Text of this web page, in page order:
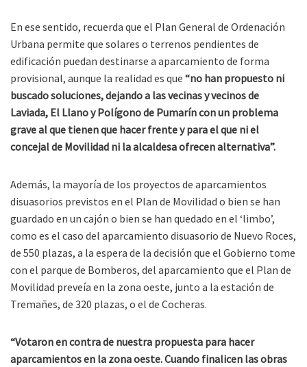
En ese sentido, recuerda que el Plan General de Ordenación
Urbana permite que solares o terrenos pendientes de
edificación puedan destinarse a aparcamiento de forma
provisional, aunque la realidad es que “no han propuesto ni
buscado soluciones, dejando a las vecinas y vecinos de
Laviada, El Llano y Polígono de Pumarín con un problema
grave al que tienen que hacer frente y para el que ni el
concejal de Movilidad ni la alcaldesa ofrecen alternativa”.
Además, la mayoría de los proyectos de aparcamientos
disuasorios previstos en el Plan de Movilidad o bien se han
guardado en un cajón o bien se han quedado en el ‘limbo’,
como es el caso del aparcamiento disuasorio de Nuevo Roces,
de 550 plazas, a la espera de la decisión que el Gobierno tome
con el parque de Bomberos, del aparcamiento que el Plan de
Movilidad preveía en la zona oeste, junto a la estación de
Tremañes, de 320 plazas, o el de Cocheras.
“Votaron en contra de nuestra propuesta para hacer
aparcamientos en la zona oeste. Cuando finalicen las obras